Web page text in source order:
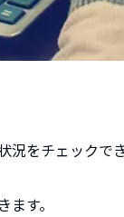
をチェックで
す。